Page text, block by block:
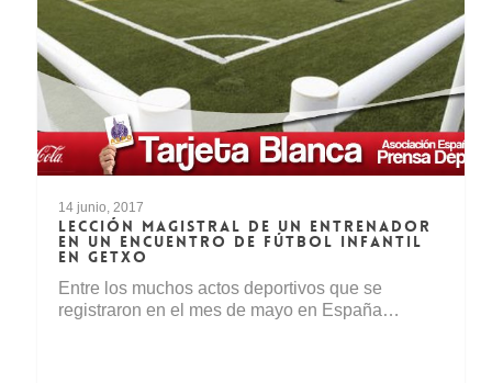
14 junio, 2017
LECCIÓN MAGISTRAL DE UN ENTRENADOR
EN UN ENCUENTRO DE FÚTBOL INFANTIL
EN GETXO
Entre los muchos actos deportivos que se
registraron en el mes de mayo en España…